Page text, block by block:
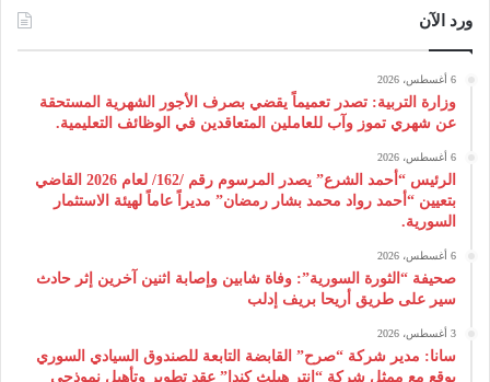
ورد الآن
6 أغسطس، 2026
وزارة التربية: تصدر تعميماً يقضي بصرف الأجور الشهرية المستحقة
عن شهري تموز وآب للعاملين المتعاقدين في الوظائف التعليمية.
6 أغسطس، 2026
الرئيس “أحمد الشرع” يصدر المرسوم رقم /162/ لعام 2026 ‌القاضي
بتعيين “أحمد رواد محمد بشار رمضان” مديراً عاماً لهيئة ‌الاستثمار
السورية.
6 أغسطس، 2026
صحيفة “الثورة السورية”: وفاة شابين وإصابة اثنين آخرين إثر حادث
سير على طريق أريحا بريف إدلب
3 أغسطس، 2026
سانا: مدير شركة “صرح” القابضة التابعة للصندوق السيادي السوري
يوقع مع ممثل شركة “إنتر هيلث كندا” عقد تطوير وتأهيل نموذجي